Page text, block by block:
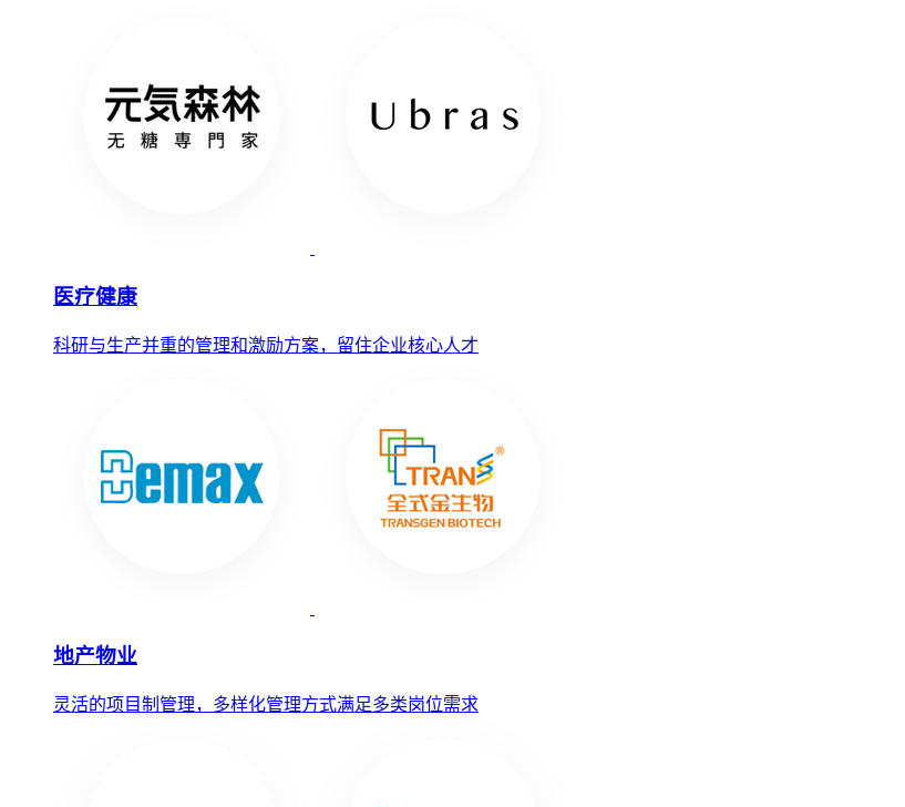
医疗健康
科研与生产并重的管理和激励方案，留住企业核心人才
地产物业
灵活的项目制管理，多样化管理方式满足多类岗位需求